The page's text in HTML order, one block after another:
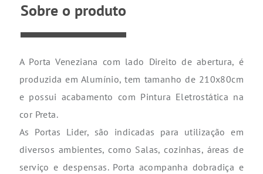
Sobre o produto
A Porta Veneziana com lado Direito de abertura, é
produzida em Alumínio, tem tamanho de 210x80cm
e possui acabamento com Pintura Eletrostática na
cor Preta.
As Portas Lider, são indicadas para utilização em
diversos ambientes, como Salas, cozinhas, áreas de
serviço e despensas. Porta acompanha dobradiça e